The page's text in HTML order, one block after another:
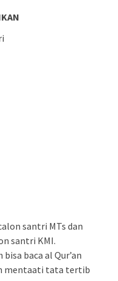
santri MTs dan
santri KMI.
baca al Qur’an
mentaati tata tertib